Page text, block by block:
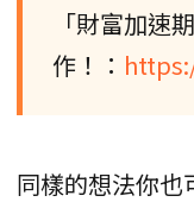
「財富加速
作！：
同樣的想法你也